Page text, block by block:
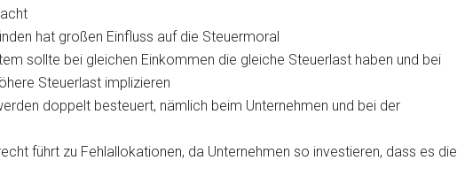
hat großen Einfluss auf die Steuermoral
sollte bei gleichen Einkommen die gleiche Steuerlast haben und bei
Steuerlast implizieren
doppelt besteuert, nämlich beim Unternehmen und bei der
führt zu Fehlallokationen, da Unternehmen so investieren, dass es die